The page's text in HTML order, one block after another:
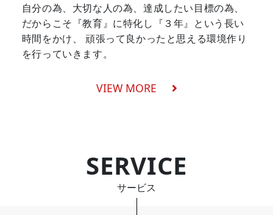
自分の為、大切な人の為、達成したい目標の為、
だからこそ『教育』に特化し『３年』という長い
時間をかけ、
頑張って良かったと思える環境作り
を行っていきます。
VIEW MORE
SERVICE
サービス